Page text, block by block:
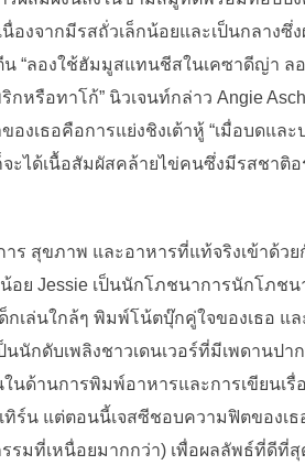
องจากมีรสถั่วเล็กน้อยและเป็นกลาง
“ลองใช้ฮัมมูสแทนชีสในเคซาดีญ่า ล
รือทาโก้” นิวเจนท์กล่าว Angie
งเธอคือการแย่งชิงเต้าหู้ “เมื่อบดแ
ะได้เนื้อสัมผัสคล้ายไข่คนซึ่งมีรสชา
ร สุขภาพ และอาหารที่แท้จริงเข้าด้วย
ย Jessie เป็นนักโภชนาการนักโภชน
ด็กเล่นใกล้ๆ พิมพ์โน้ตบุ๊กคู่ใจของเธอ
กดับเพลิงชาวเดนเวอร์ที่มีเพดานปา
ด้านการพิมพ์อาหารและการเขียนเรื่
ร์น แต่ตอนนี้เจสซีชอบความฟิตของเ
มที่เหนื่อยมากกว่า) เพื่อผลลัพธ์ที่ดีที่สุ